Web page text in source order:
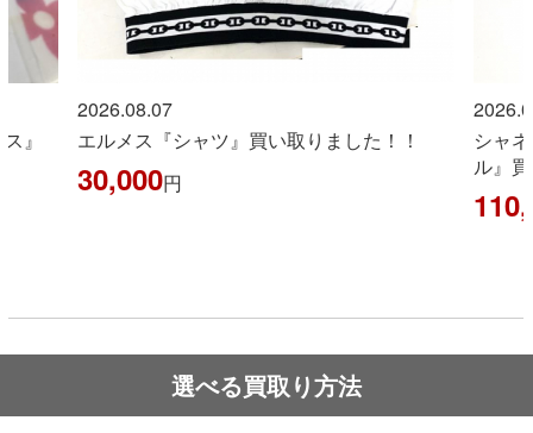
』
2026.08.07
エルメス『シャツ』買い取りました！！
30,000円
シャ
ル』
選べる買取り方法